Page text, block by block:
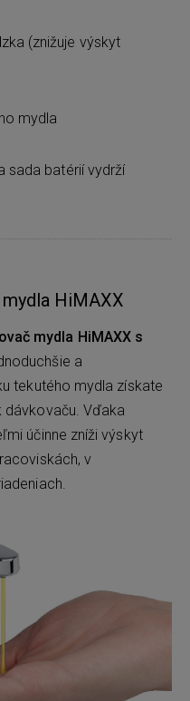
(znižuje výskyt
mydla
sada batérií vydrží
HiMAXX
mydla HiMAXX s
a
tekutého mydla získate
dávkovaču. Vďaka
účinne zníži výskyt
v